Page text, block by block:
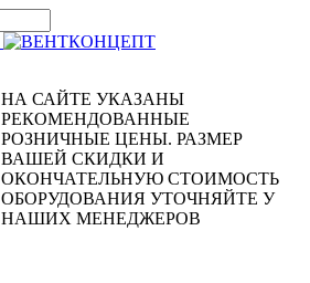
НА САЙТЕ УКАЗАНЫ
РЕКОМЕНДОВАННЫЕ
РОЗНИЧНЫЕ ЦЕНЫ. РАЗМЕР
ВАШЕЙ СКИДКИ И
ОКОНЧАТЕЛЬНУЮ СТОИМОСТЬ
ОБОРУДОВАНИЯ УТОЧНЯЙТЕ У
НАШИХ МЕНЕДЖЕРОВ